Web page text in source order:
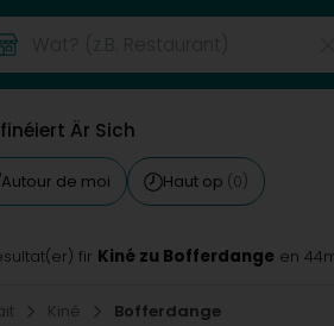
Är Sich
Autour de moi Haut op (0)
fir Kiné zu Bofferdange en
Kiné Bofferdange